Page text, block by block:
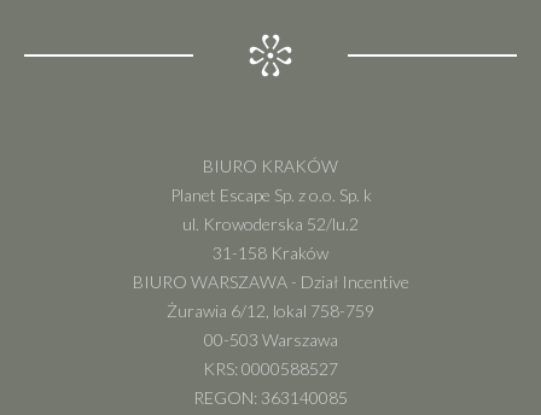
BIURO KRAKÓW
Planet Escape Sp. z o.o. Sp. k
ul. Krowoderska 52/lu.2
31-158 Kraków
BIURO WARSZAWA - Dział Incentive
Żurawia 6/12, lokal 758-759
00-503 Warszawa
KRS: 0000588527
REGON: 363140085